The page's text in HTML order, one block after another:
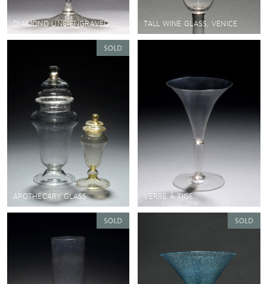
DIAMOND LINE ENGRAVED TALL WINE GLASS, VENICE
APOTHECARY GLASS VERRE À TIGE